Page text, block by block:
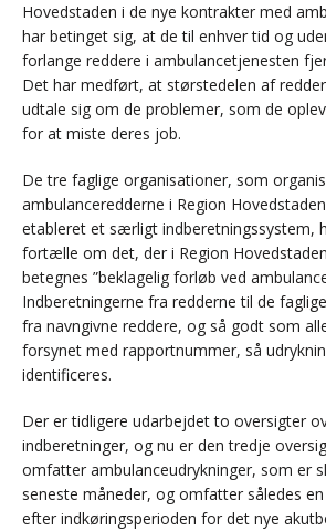
Hovedstaden i de nye kontrakter med
har betinget sig, at de til enhver tid og
forlange reddere i ambulancetjenesten
Det har medført, at størstedelen af
udtale sig om de problemer, som de
for at miste deres job.
De tre faglige organisationer, som
ambulanceredderne i Region
etableret et særligt indberetningssystem,
fortælle om det, der i Region
betegnes ”beklagelig forløb ved
Indberetningerne fra redderne til de
fra navngivne reddere, og så godt som
forsynet med rapportnummer, så
identificeres.
Der er tidligere udarbejdet to oversigter
indberetninger, og nu er den tredje
omfatter ambulanceudrykninger, som er
seneste måneder, og omfatter således
efter indkøringsperioden for det nye